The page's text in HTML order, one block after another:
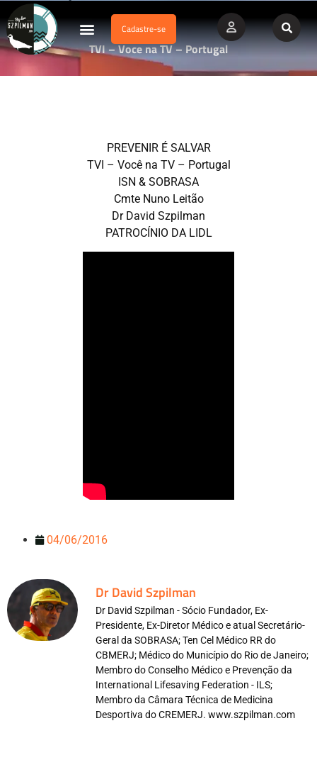
Cadastre-se
TVI – Voce na TV – Portugal
PREVENIR É SALVAR
TVI – Você na TV – Portugal
ISN & SOBRASA
Cmte Nuno Leitão
Dr David Szpilman
PATROCÍNIO DA LIDL
04/06/2016
Dr David Szpilman
Dr David Szpilman - Sócio Fundador, Ex-
Presidente, Ex-Diretor Médico e atual Secretário-
Geral da SOBRASA; Ten Cel Médico RR do
CBMERJ; Médico do Município do Rio de Janeiro;
Membro do Conselho Médico e Prevenção da
International Lifesaving Federation - ILS;
Membro da Câmara Técnica de Medicina
Desportiva do CREMERJ. www.szpilman.com